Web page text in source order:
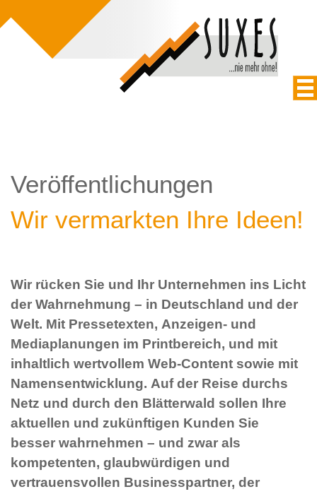
Veröffentlichungen
Wir vermarkten Ihre Ideen!
Wir rücken Sie und Ihr Unternehmen ins Licht
der Wahrnehmung – in Deutschland und der
Welt. Mit Pressetexten, Anzeigen- und
Mediaplanungen im Printbereich, und mit
inhaltlich wertvollem Web-Content sowie mit
Namensentwicklung. Auf der Reise durchs
Netz und durch den Blätterwald sollen Ihre
aktuellen und zukünftigen Kunden Sie
besser wahrnehmen – und zwar als
kompetenten, glaubwürdigen und
vertrauensvollen Businesspartner, der